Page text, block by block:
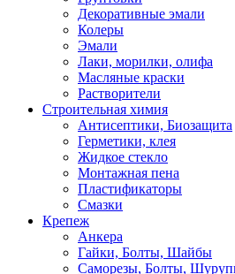
Декоративные эмали
Колеры
Эмали
Лаки, морилки, олифа
Масляные краски
Растворители
Строительная химия
Антисептики, Биозащита
Герметики, клея
Жидкое стекло
Монтажная пена
Пластификаторы
Смазки
Крепеж
Анкера
Гайки, Болты, Шайбы
Саморезы, Болты,